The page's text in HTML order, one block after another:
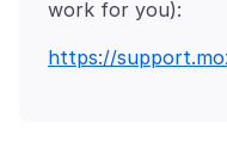
https://